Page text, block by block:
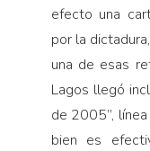
efecto una
por la
una de esas
Lagos llegó
de 2005”,
bien es